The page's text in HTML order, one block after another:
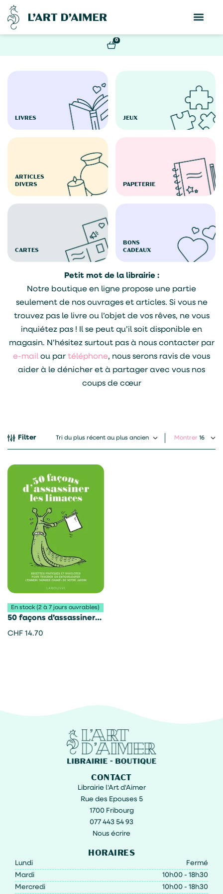
0
LIVRES JEUX
ARTICLES
DIVERS
PAPETERIE
CARTES
BONS
CADEAUX
Petit mot de la librairie :
Notre boutique en ligne propose une partie
seulement de nos ouvrages et articles. Si vous ne
trouvez pas le livre ou l’objet de vos rêves, ne vous
inquiétez pas ! Il se peut qu’il soit disponible en
magasin. N’hésitez surtout pas à nous contacter par
e-mail ou par téléphone, nous serons ravis de vous
aider à le dénicher et à partager avec vous nos
coups de cœur
Filter Montrer
En stock (2 à 7 jours ouvrables)
50 façons d’assassiner
les limaces – Sarah Ford
CHF 14.70
CONTACT
Librairie l'Art d'Aimer
Rue des Epouses 5
1700 Fribourg
077 443 54 93
Nous écrire
HORAIRES
Lundi
Fermé
Mardi
10h00 - 18h30
Mercredi
10h00 - 18h30